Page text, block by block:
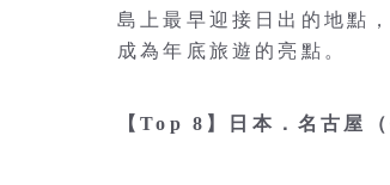
島上最早迎接日出的地點
成為年底旅遊的亮點。
【Top 8】日本．名古屋